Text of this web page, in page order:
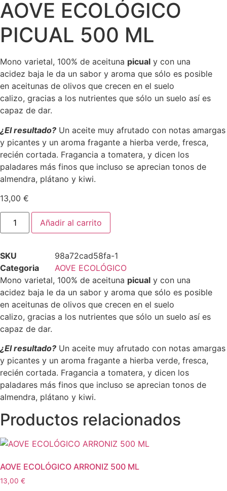
AOVE ECOLÓGICO
PICUAL 500 ML
Mono varietal, 100% de aceituna picual y con una
acidez baja le da un sabor y aroma que sólo es posible
en aceitunas de olivos que crecen en el suelo
calizo, gracias a los nutrientes que sólo un suelo así es
capaz de dar.
¿El resultado? Un aceite muy afrutado con notas amargas
y picantes y un aroma fragante a hierba verde, fresca,
recién cortada. Fragancia a tomatera, y dicen los
paladares más finos que incluso se aprecian tonos de
almendra, plátano y kiwi.
13,00 €
AOVE
ECOLÓGICO
PICUAL
cantidad
Añadir al carrito
SKU
98a72cad58fa-1
Categoria
AOVE ECOLÓGICO
Mono varietal, 100% de aceituna picual y con una
acidez baja le da un sabor y aroma que sólo es posible
en aceitunas de olivos que crecen en el suelo
calizo, gracias a los nutrientes que sólo un suelo así es
capaz de dar.
¿El resultado? Un aceite muy afrutado con notas amargas
y picantes y un aroma fragante a hierba verde, fresca,
recién cortada. Fragancia a tomatera, y dicen los
paladares más finos que incluso se aprecian tonos de
almendra, plátano y kiwi.
Productos relacionados
AOVE ECOLÓGICO ARRONIZ 500 ML
13,00 €